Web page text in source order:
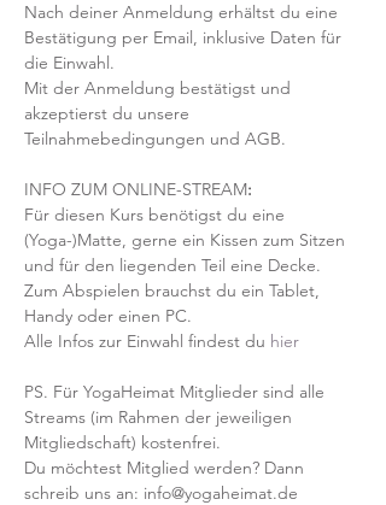
Nach deiner Anmeldung erhältst du eine
Bestätigung per Email, inklusive Daten für
die Einwahl.
Mit der Anmeldung bestätigst und
akzeptierst du unsere
Teilnahmebedingungen und AGB.
INFO ZUM ONLINE-STREAM:
Für diesen Kurs benötigst du eine
(Yoga-)Matte, gerne ein Kissen zum Sitzen
und für den liegenden Teil eine Decke.
Zum Abspielen brauchst du ein Tablet,
Handy oder einen PC.
Alle Infos zur Einwahl findest du hier
PS. Für YogaHeimat Mitglieder sind alle
Streams (im Rahmen der jeweiligen
Mitgliedschaft) kostenfrei.
Du möchtest Mitglied werden? Dann
schreib uns an: info@yogaheimat.de